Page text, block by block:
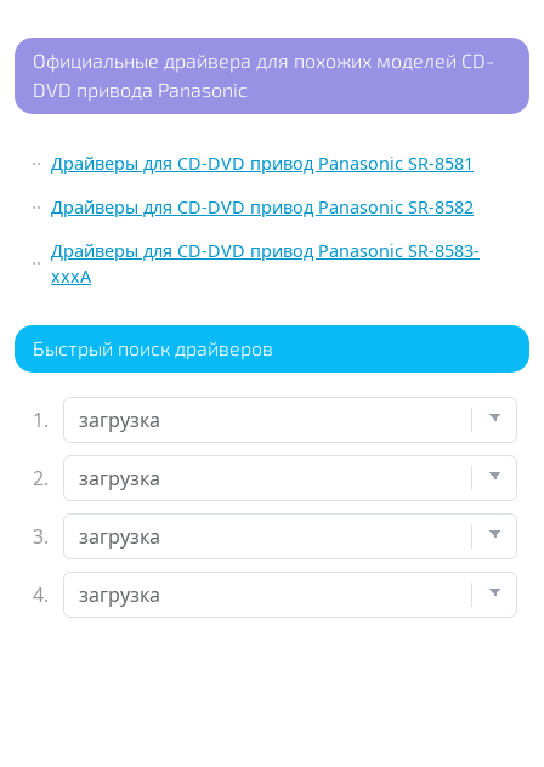
Официальные драйвера для похожих моделей CD-
DVD привода Panasonic
Драйверы для CD-DVD привод Panasonic SR-8581
Драйверы для CD-DVD привод Panasonic SR-8582
Драйверы для CD-DVD привод Panasonic SR-8583-
xxxA
Быстрый поиск драйверов
1.
2.
3.
4.